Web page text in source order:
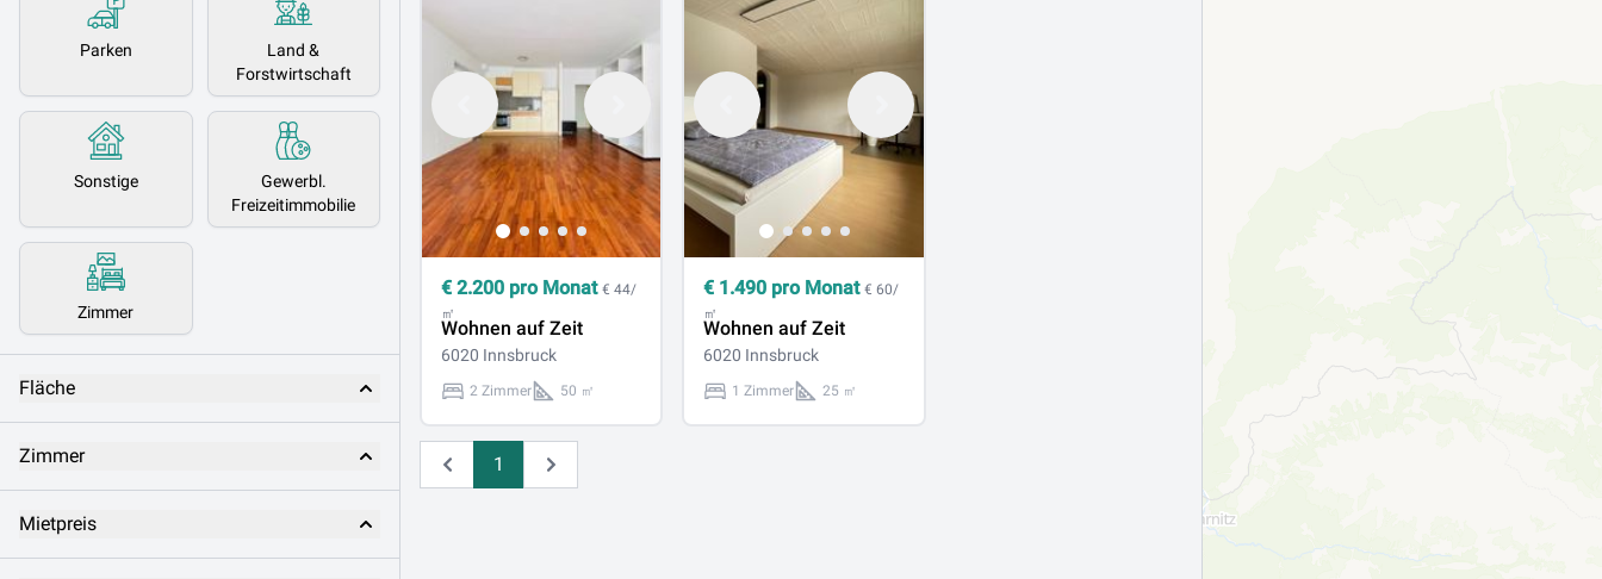
Parken
Land &
Forstwirtschaft
Sonstige
Gewerbl.
Freizeitimmobilie
Zimmer
Fläche
Zimmer
Mietpreis
€ 2.200 pro Monat € 44/
㎡
Wohnen auf Zeit
6020 Innsbruck
2 Zimmer 50 ㎡
€ 1.490 pro Monat€ 60/
㎡
Wohnen auf Zeit
6020 Innsbruck
1 Zimmer 25 ㎡
Zurück
1 Weiter